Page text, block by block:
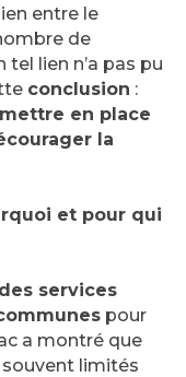
entre le
de
lien n’a pas pu
conclusion :
en place
la
et pour qui
services
pour
a montré que
limités